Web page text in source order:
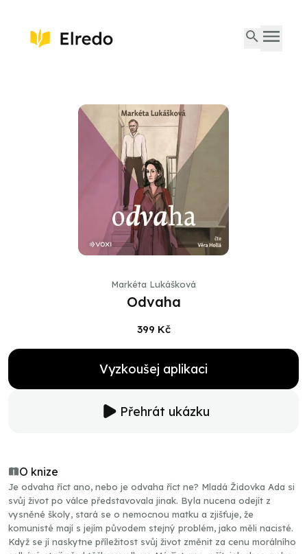
Markéta Lukášková
Odvaha
399 Kč
Vyzkoušej aplikaci
Přehrát ukázku
O knize
Je odvaha říct ano, nebo je odvaha říct ne? Mladá Židovka Ada si
svůj život po válce představovala jinak. Byla nucena odejít z
vysněné školy, stará se o nemocnou matku a zjišťuje, že
komunisté mají s jejím původem stejný problém, jako měli nacisté.
Když se jí naskytne příležitost svůj život změnit za cenu morálního